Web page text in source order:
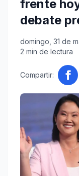
frente
debate
domingo, 31 de
2 min de lectura
Compartir: